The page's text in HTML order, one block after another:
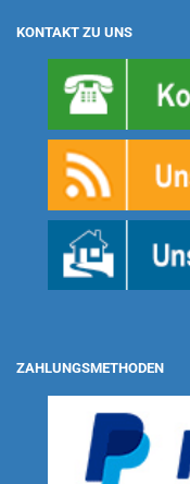
KONTAKT ZU UNS
ZAHLUNGSMETHODEN